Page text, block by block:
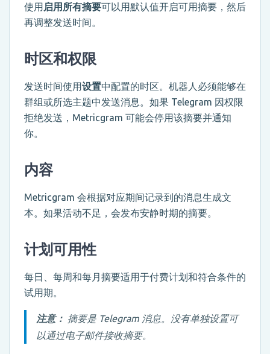
使用启用所有摘要可以用默认值开启可用摘要，然后
再调整发送时间。
时区和权限
发送时间使用设置中配置的时区。机器人必须能够在
群组或所选主题中发送消息。如果 Telegram 因权限
拒绝发送，Metricgram 可能会停用该摘要并通知
你。
内容
Metricgram 会根据对应期间记录到的消息生成文
本。如果活动不足，会发布安静时期的摘要。
计划可用性
每日、每周和每月摘要适用于付费计划和符合条件的
试用期。
注意： 摘要是 Telegram 消息。没有单独设置可
以通过电子邮件接收摘要。